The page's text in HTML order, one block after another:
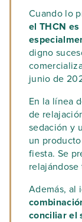
Cuando lo
el THCN
digno
junio de
En la línea
de
sedación y
un
fiesta. Se
Además, al
conciliar el